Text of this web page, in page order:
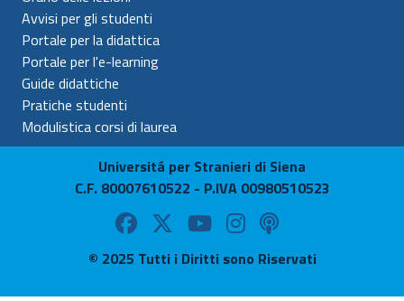
Avvisi per gli studenti
Portale per la didattica
Portale per l'e-learning
Guide didattiche
Pratiche studenti
Modulistica corsi di laurea
Universitá per Stranieri di Siena
C.F. 80007610522 - P.IVA 00980510523
© 2025 Tutti i Diritti sono Riservati